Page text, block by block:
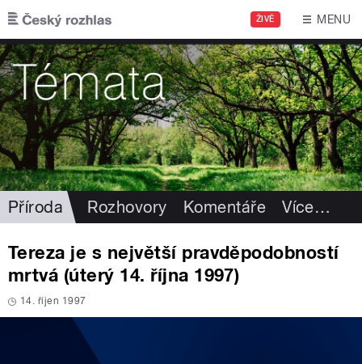
Přejít k hlavnímu obsahu
ŽIVĚ MENU
Příroda Rozhovory Komentáře Více…
Tereza je s největší pravděpodobností
mrtvá (úterý 14. října 1997)
14. říjen 1997